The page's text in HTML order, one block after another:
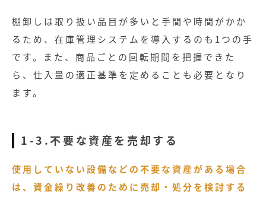
棚卸しは取り扱い品目が多いと手間や時間がかか
るため、在庫管理システムを導入するのも1つの手
です。また、商品ごとの回転期間を把握できた
ら、仕入量の適正基準を定めることも必要となり
ます。
1-3.不要な資産を売却する
使用していない設備などの不要な資産がある場合
は、資金繰り改善のために売却・処分を検討する